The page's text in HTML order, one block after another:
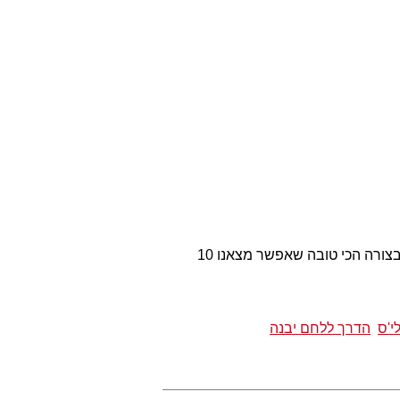
החג הכי עתיר פחמימות ושוקולד של השנה מתקרב אלינו בצעדי ענק, ובשביל שנוכל לנצל אותו בצורה הכי טובה שאפשר מצאנו 10
הדרך ללחם יבנה